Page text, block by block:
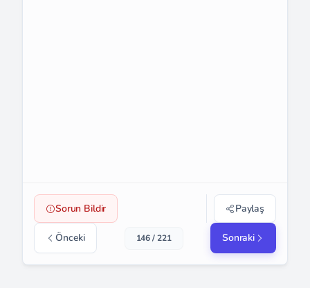
Sorun Bildir Paylaş
Önceki 146 / 221 Sonraki